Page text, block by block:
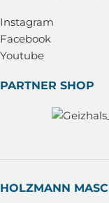
Instagram
Facebook
Youtube
PARTNER SHOP
HOLZMANN